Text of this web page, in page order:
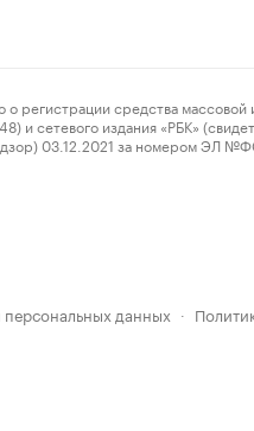
средства массовой
сетевого издания «РБК»
03.12.2021 за номером ЭЛ
данных ·